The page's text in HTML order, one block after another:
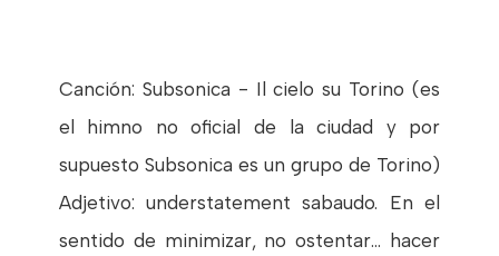
Canción: Subsonica - Il cielo su Torino (es
el himno no oficial de la ciudad y por
supuesto Subsonica es un grupo de Torino)
Adjetivo: understatement sabaudo. En el
sentido de minimizar, no ostentar... hacer